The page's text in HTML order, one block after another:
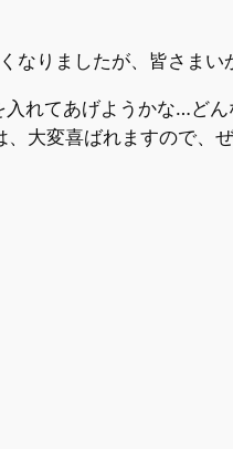
なりましたが、皆さま
入れてあげようかな…ど
、大変喜ばれますので、